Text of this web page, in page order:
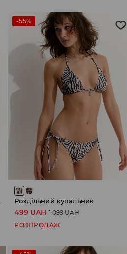
-55%
Роздільний купальник
499 UAH 1 099 UAH
РОЗПРОДАЖ